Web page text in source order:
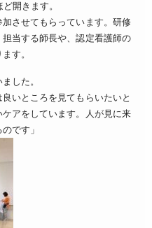
開きます。
させてもらっています。研修
当する師長や、認定看護師の
す。
した。
いところを見てもらいたいと
アをしています。人が見に来
です」